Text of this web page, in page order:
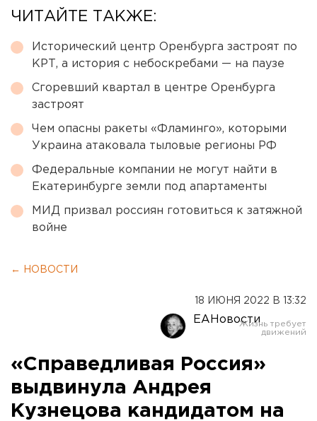
ЧИТАЙТЕ ТАКЖЕ:
Исторический центр Оренбурга застроят по
КРТ, а история с небоскребами — на паузе
Сгоревший квартал в центре Оренбурга
застроят
Чем опасны ракеты «Фламинго», которыми
Украина атаковала тыловые регионы РФ
Федеральные компании не могут найти в
Екатеринбурге земли под апартаменты
МИД призвал россиян готовиться к затяжной
войне
← НОВОСТИ
18 ИЮНЯ 2022 В 13:32
ЕАНовости
«Справедливая Россия»
выдвинула Андрея
Кузнецова кандидатом на